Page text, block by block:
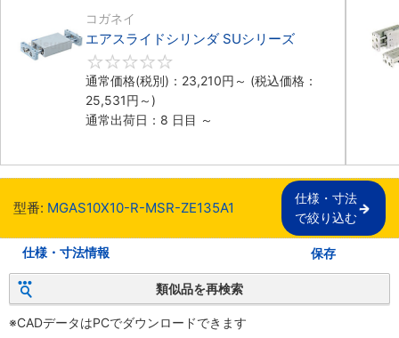
コガネイ
エアスライドシリンダ SUシリーズ
通常価格(税別)： 23,210円 ～ (税込価格：
25,531円 ～)
通常出荷日：8 日目 ～
型番: MGAS10X10-R-MSR-ZE135A1
仕様・寸法
で絞り込む
仕様・寸法情報 保存
類似品を再検索
※CADデータはPCでダウンロードできます